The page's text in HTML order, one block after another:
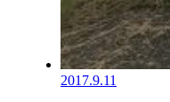
2017.9.11